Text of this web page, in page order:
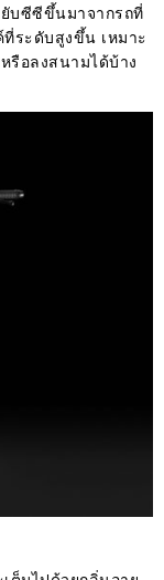
บซีซีขึ้นมาจากรถที่
ระดับสูงขึ้น เหมาะ
รือลงสนามได้บ้าง